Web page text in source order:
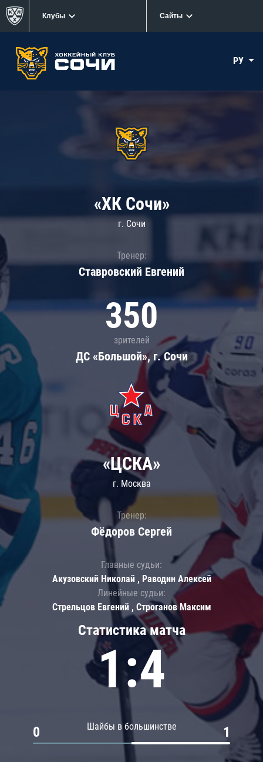
Клубы Сайты
РУ
«ХК Сочи»
г. Сочи
Тренер:
Ставровский Евгений
350
зрителей
ДС «Большой», г. Сочи
Статистика матча
1:4
Шайбы в большинстве
0 1
«ЦСКА»
г. Москва
Тренер:
Фёдоров Сергей
Главные судьи:
Акузовский Николай , Раводин Алексей
Линейные судьи:
Стрельцов Евгений , Строганов Максим